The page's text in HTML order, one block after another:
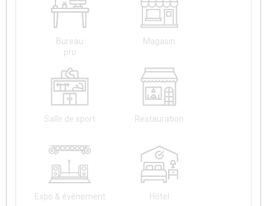
Bureau
pro
Magasin
Salle de sport Restauration
Expo & évènement Hôtel